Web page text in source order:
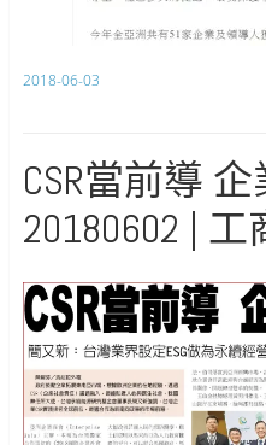
2018-06-03
CSR當前導
20180602 | 工